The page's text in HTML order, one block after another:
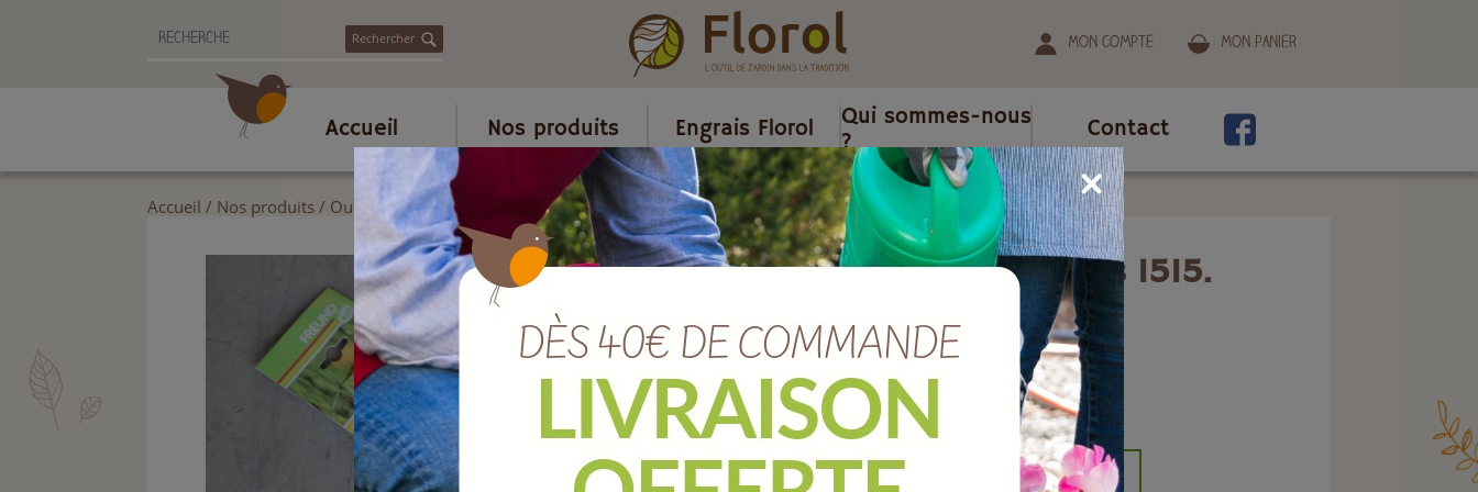
Rechercher Mon compte Mon panier
Accueil Nos produits Engrais Florol
Qui sommes-nous
?
Contact
Accueil / Nos produits / Outils de jardin/ Taillanderie, sécateurs et bucheronnage / Cisaille à gazon et buis 1515.
Cisaille à gazon et buis 1515.
Ref : JCCGF1515
EAN :
4000925503606
Marque : FREUND VICTORIA
Quantité :